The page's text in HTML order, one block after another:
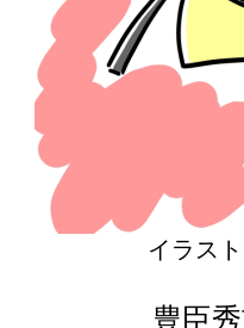
イラ
豊臣